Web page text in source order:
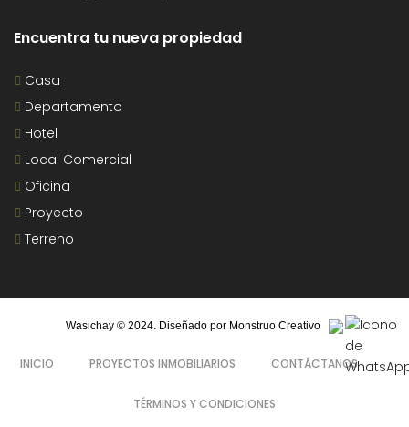
Encuentra tu nueva propiedad
Casa
Departamento
Hotel
Local Comercial
Oficina
Proyecto
Terreno
Wasichay © 2024. Diseñado por Monstruo Creativo
INICIO PROYECTOS INMOBILIARIOS CONTÁCTANOS
TÉRMINOS Y CONDICIONES